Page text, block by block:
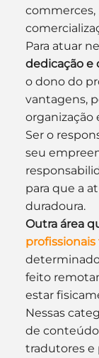
commerces,
Para atuar
dedicação e
o dono do
vantagens,
organização
Ser o
seu
para que a
duradoura.
Outra área
profissionais
feito
estar
Nessas
de
tradutores e